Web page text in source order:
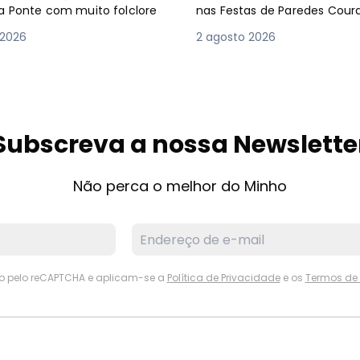
Ponte com muito folclore
nas Festas de Paredes
2 agosto 2026
a nossa
Não perca o melhor do Minho
pelo reCAPTCHA e aplicam-se a Política de Privacidadee os Termos de